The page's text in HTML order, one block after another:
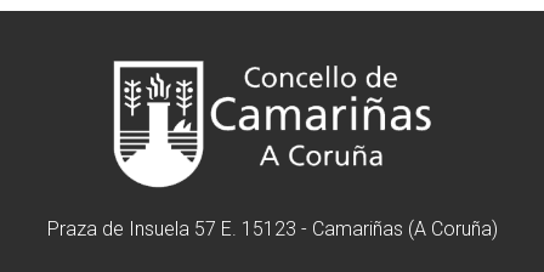
Praza de Insuela 57 E. 15123 - Camariñas (A Coruña)